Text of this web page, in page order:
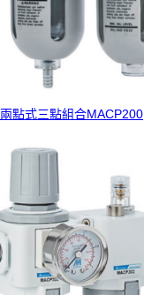
兩點式三點組合MACP200